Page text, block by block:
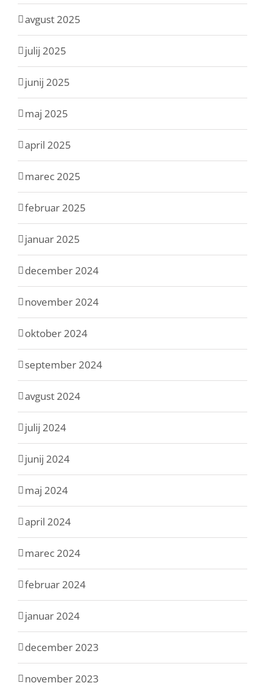
avgust 2025
julij 2025
junij 2025
maj 2025
april 2025
marec 2025
februar 2025
januar 2025
december 2024
november 2024
oktober 2024
september 2024
avgust 2024
julij 2024
junij 2024
maj 2024
april 2024
marec 2024
februar 2024
januar 2024
december 2023
november 2023